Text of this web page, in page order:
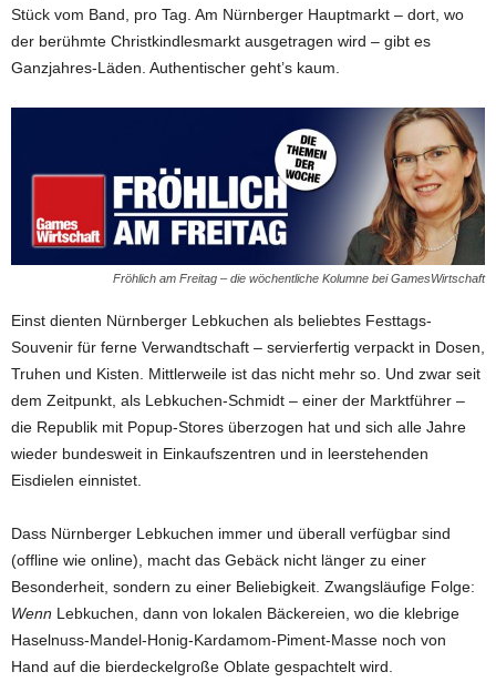
Stück vom Band, pro Tag. Am Nürnberger Hauptmarkt – dort, wo
der berühmte Christkindlesmarkt ausgetragen wird – gibt es
Ganzjahres-Läden. Authentischer geht’s kaum.
Fröhlich am Freitag – die wöchentliche Kolumne bei GamesWirtschaft
Einst dienten Nürnberger Lebkuchen als beliebtes Festtags-
Souvenir für ferne Verwandtschaft – servierfertig verpackt in Dosen,
Truhen und Kisten. Mittlerweile ist das nicht mehr so. Und zwar seit
dem Zeitpunkt, als Lebkuchen-Schmidt – einer der Marktführer –
die Republik mit Popup-Stores überzogen hat und sich alle Jahre
wieder bundesweit in Einkaufszentren und in leerstehenden
Eisdielen einnistet.
Dass Nürnberger Lebkuchen immer und überall verfügbar sind
(offline wie online), macht das Gebäck nicht länger zu einer
Besonderheit, sondern zu einer Beliebigkeit. Zwangsläufige Folge:
Wenn Lebkuchen, dann von lokalen Bäckereien, wo die klebrige
Haselnuss-Mandel-Honig-Kardamom-Piment-Masse noch von
Hand auf die bierdeckelgroße Oblate gespachtelt wird.